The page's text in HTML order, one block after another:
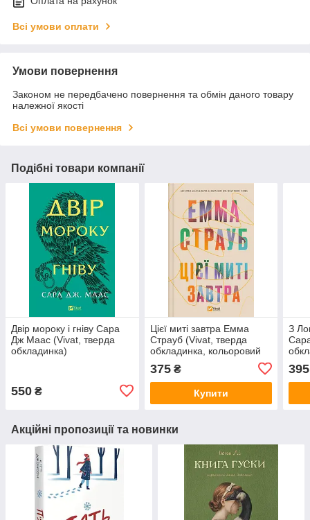
Всі умови оплати
Умови повернення
Законом не передбачено повернення та обмін даного товару
належної якості
Всі умови повернення
Подібні товари компанії
Двір мороку і гніву Сара
Дж Маас (Vivat, тверда
обкладинка)
550 ₴
Цієї миті завтра Емма
Страуб (Vivat, тверда
обкладинка, кольоровий
375₴
Купити
З
395
Акційні пропозиції та новинки